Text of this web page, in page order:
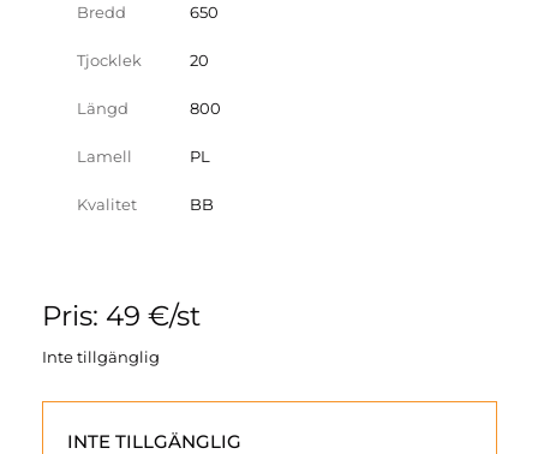
Bredd 650
Tjocklek 20
Längd 800
Lamell PL
Kvalitet BB
Pris: 49 €/st
Inte tillgänglig
INTE TILLGÄNGLIG